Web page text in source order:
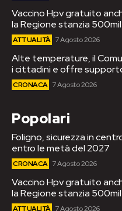
Vaccino Hpv gratuito
la Regione stanzia
ATTUALITÀ 7 Agosto 2026
Alte temperature, il
i cittadini e offre
CRONACA 7 Agosto 2026
Popolari
Foligno, sicurezza in
entro le metà del 2027
CRONACA 7 Agosto 2026
Vaccino Hpv gratuito
la Regione stanzia
ATTUALITÀ 7 Agosto 2026